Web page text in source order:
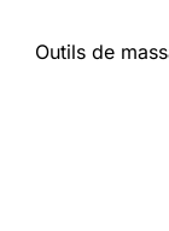
Outils de